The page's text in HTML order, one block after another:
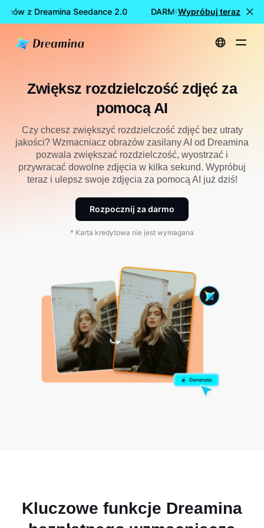
z Dreamina Seedance 2.0 DARMOWE tworzenie
Wypróbuj teraz
Strona główna Zwiększ rozdzielczość zdjęć za pomocą AI
Zwiększ rozdzielczość zdjęć za
pomocą AI
Czy chcesz zwiększyć rozdzielczość zdjęć bez utraty
jakości? Wzmacniacz obrazów zasilany AI od Dreamina
pozwala zwiększać rozdzielczość, wyostrzać i
przywracać dowolne zdjęcia w kilka sekund. Wypróbuj
teraz i ulepsz swoje zdjęcia za pomocą AI już dziś!
Rozpocznij za darmo
* Karta kredytowa nie jest wymagana
Kluczowe funkcje Dreamina